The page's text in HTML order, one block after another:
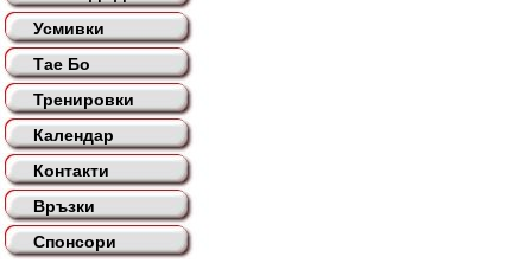
Усмивки
Тае Бо
Тренировки
Календар
Контакти
Връзки
Спонсори